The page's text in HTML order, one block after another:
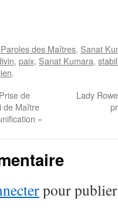
des Maîtres, Sanat
, paix, Sanat Kumara,
.
de
de Maître
»
Lady
pour